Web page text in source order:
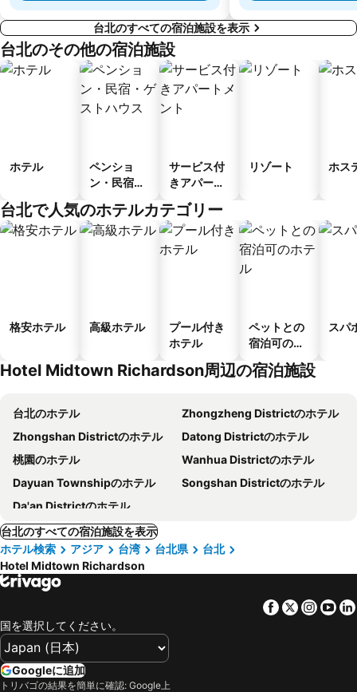
台北のすべての宿泊施設を表示
台北のその他の宿泊施設
ホテル
ペンショ
ン・民宿・
ス
サービス付
きアパート
リゾート ホス
台北で人気のホテルカテゴリー
格安ホテル 高級ホテル
プール付き
ホテル
ペットとの
宿泊可のホ
テル
スパ
Hotel Midtown Richardson周辺の宿泊施設
台北のホテル
Zhongzheng Districtのホテル
Zhongshan Districtのホテル
Datong Districtのホテル
桃園のホテル
Wanhua Districtのホテル
Dayuan Townshipのホテル
Songshan Districtのホテル
Da'an Districtのホテル
台北のすべての宿泊施設を表示
ホテル検索
アジア 台湾 台北県
台北
Hotel Midtown Richardson
Facebook
Twitter
国を選択してください。
Googleに追加
トリバゴの結果を簡単に確認: Google上